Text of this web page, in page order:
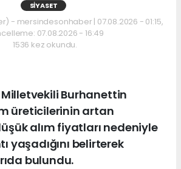
SIYASET
- mersindesonhaber | 07.08.2026 - 01:15,
07.08.2026 - 16:49
1536 kez okundu.
Milletvekili Burhanettin
üreticilerinin artan
alım fiyatları nedeniyle
yaşadığını belirterek
bulundu.